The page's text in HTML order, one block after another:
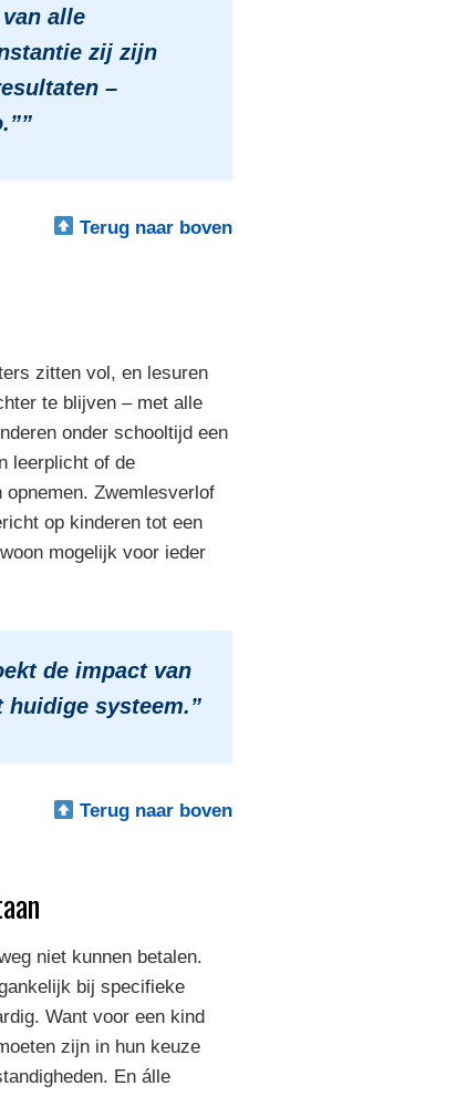
alle
zij zijn
–
Terug naar boven
zitten vol, en lesuren
te blijven – met alle
onder schooltijd een
leerplicht of de
Zwemlesverlof
op kinderen tot een
mogelijk voor ieder
de impact van
systeem.”
Terug naar boven
niet kunnen betalen.
bij specifieke
Want voor een kind
zijn in hun keuze
En álle